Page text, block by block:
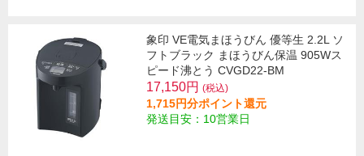
象印 VE電気まほうびん 優等生 2.2L ソ
フトブラック まほうびん保温 905Wス
ピード沸とう CVGD22-BM
17,150円 (税込)
1,715円分ポイント還元
発送目安：10営業日